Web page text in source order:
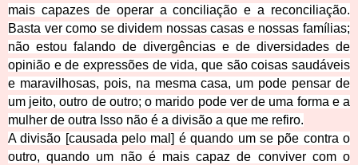
mais capazes de operar a conciliação e a reconciliação.
Basta ver como se dividem nossas casas e nossas famílias;
não estou falando de divergências e de diversidades de
opinião e de expressões de vida, que são coisas saudáveis
e maravilhosas, pois, na mesma casa, um pode pensar de
um jeito, outro de outro; o marido pode ver de uma forma e a
mulher de outra Isso não é a divisão a que me refiro.
A divisão [causada pelo mal] é quando um se põe contra o
outro, quando um não é mais capaz de conviver com o